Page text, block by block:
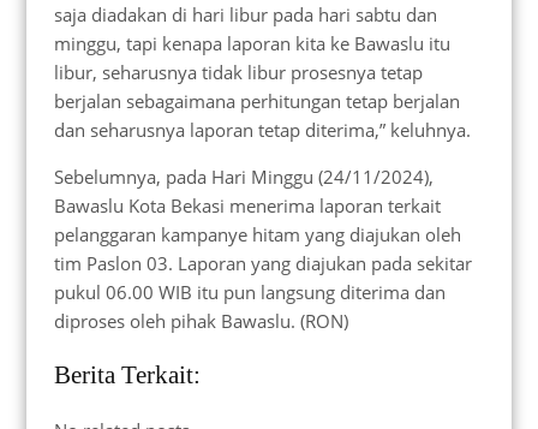
saja diadakan di hari libur pada hari sabtu dan
minggu, tapi kenapa laporan kita ke Bawaslu itu
libur, seharusnya tidak libur prosesnya tetap
berjalan sebagaimana perhitungan tetap berjalan
dan seharusnya laporan tetap diterima,” keluhnya.
Sebelumnya, pada Hari Minggu (24/11/2024),
Bawaslu Kota Bekasi menerima laporan terkait
pelanggaran kampanye hitam yang diajukan oleh
tim Paslon 03. Laporan yang diajukan pada sekitar
pukul 06.00 WIB itu pun langsung diterima dan
diproses oleh pihak Bawaslu. (RON)
Berita Terkait: